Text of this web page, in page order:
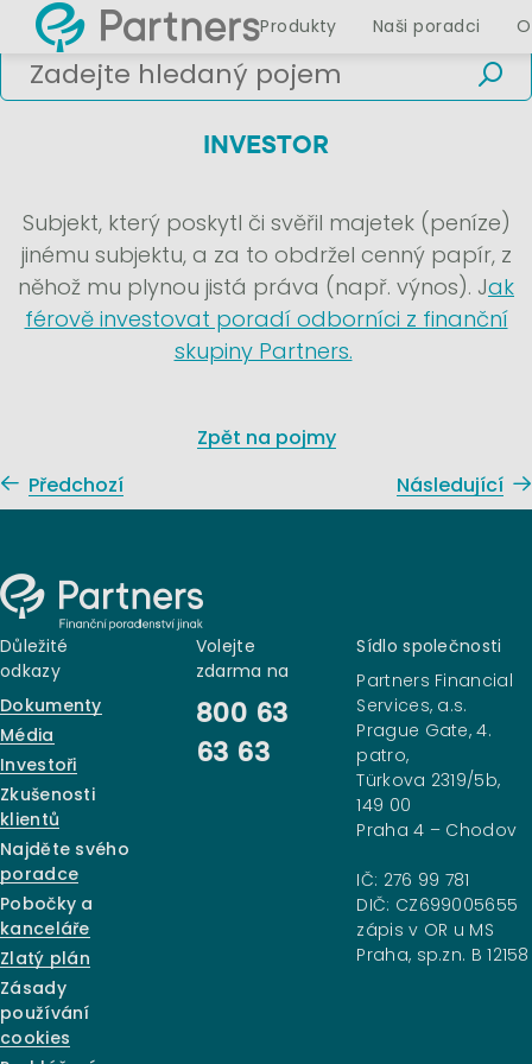
Produkty Naši poradci
INVESTOR
Subjekt, který poskytl či svěřil majetek (peníze)
jinému subjektu, a za to obdržel cenný papír, z
něhož mu plynou jistá práva (např. výnos). Jak
férově investovat poradí odborníci z finanční
skupiny Partners.
Zpět na pojmy
Předchozí
Následující
Důležité
odkazy
Dokumenty
Média
Investoři
Zkušenosti
klientů
Najděte svého
poradce
Pobočky a
kanceláře
Zlatý plán
Zásady
používání
cookies
Volejte
zdarma na
800 63
63 63
Sídlo společnosti
Partners Financial
Services, a.s.
Prague Gate, 4.
patro,
Türkova 2319/5b,
149 00
Praha 4 – Chodov
IČ: 276 99 781
DIČ: CZ699005655
zápis v OR u MS
Praha, sp.zn. B 12158